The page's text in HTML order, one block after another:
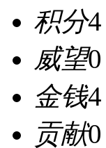
积分4
威望0
金钱4
贡献0